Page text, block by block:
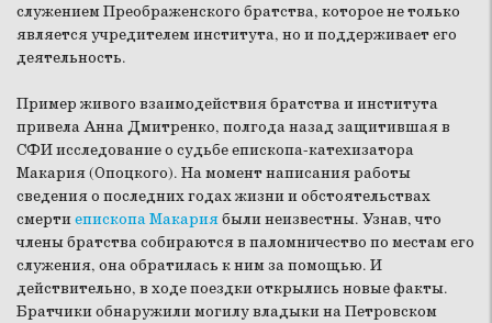
служением Преображенского братства, которое не только
является учредителем института, но и поддерживает его
деятельность.
Пример живого взаимодействия братства и института
привела Анна Дмитренко, полгода назад защитившая в
СФИ исследование о судьбе епископа-катехизатора
Макария (Опоцкого). На момент написания работы
сведения о последних годах жизни и обстоятельствах
смертиепископа Макариябыли неизвестны. Узнав, что
члены братства собираются в паломничество по местам его
служения, она обратилась к ним за помощью. И
действительно, в ходе поездки открылись новые факты.
Братчики обнаружили могилу владыки на Петровском